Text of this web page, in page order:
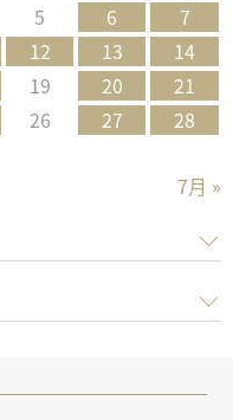
7月 »
5 6
7
12 13
14
19 20
21
26 27
28